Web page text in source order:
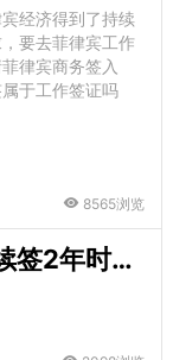
经济得到了持续
要去菲律宾工作
律宾商务签入
于工作签证吗
8565浏览
菲律宾9a旅游签可以一次性续签2年时间吗？